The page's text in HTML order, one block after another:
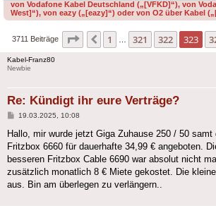
von Vodafone Kabel Deutschland („[VFKD]“), von
West]“), von eazy („[eazy]“) oder von O2 über Kabel
3711 Beiträge Seite 323 von372
Vorherige
1 321 322 323
Kabel-Franz80
Newbie
Re: Kündigt ihr eure Verträge?
Beitrag
19.03.2025, 10:08
Hallo, mir wurde jetzt Giga Zuhause 250 / 50 samt
Fritzbox 6660 für dauerhafte 34,99 € angeboten.
besseren Fritzbox Cable 6690 war absolut nicht
zusätzlich monatlich 8 € Miete gekostet. Die
aus. Bin am überlegen zu verlängern..